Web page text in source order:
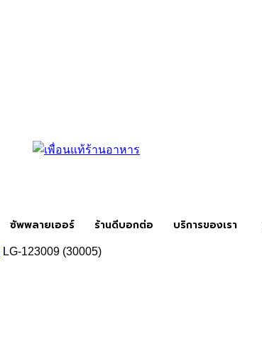
ซัพพลายเออร์ ร้านดีบอกต่อ บริการของเรา
LG-123009 (30005)